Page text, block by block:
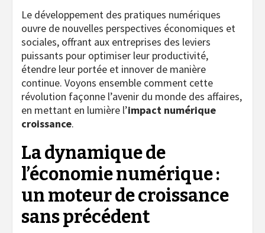
Le développement des pratiques numériques
ouvre de nouvelles perspectives économiques et
sociales, offrant aux entreprises des leviers
puissants pour optimiser leur productivité,
étendre leur portée et innover de manière
continue. Voyons ensemble comment cette
révolution façonne l’avenir du monde des affaires,
en mettant en lumière l’impact numérique
croissance.
La dynamique de
l’économie numérique :
un moteur de croissance
sans précédent